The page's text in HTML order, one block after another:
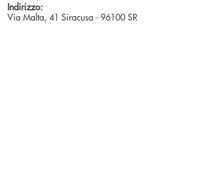
Indirizzo:
Via Malta, 41 Siracusa - 96100 SR